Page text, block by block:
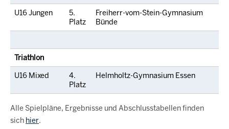
U16 Jungen
5.
Platz
Freiherr-vom-Stein-Gymnasium
Bünde
Triathlon
U16 Mixed
4.
Platz
Helmholtz-Gymnasium Essen
Alle Spielpläne, Ergebnisse und Abschlusstabellen finden
sich hier.